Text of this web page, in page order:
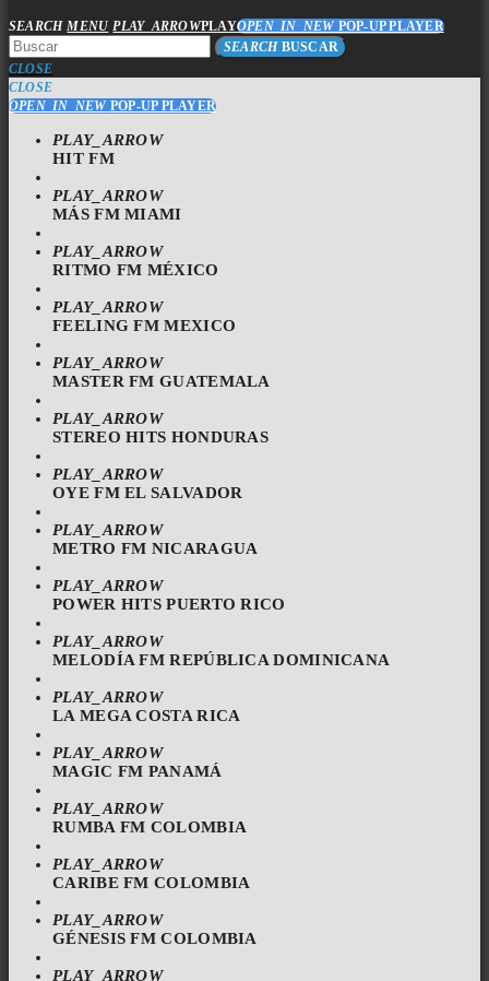
SEARCH MENU PLAY_ARROWPLAYOPEN_IN_NEWPOP-UP PLAYER
SEARCHBUSCAR
CLOSE
CLOSE
OPEN_IN_NEWPOP-UP PLAYER
PLAY_ARROW
HIT FM
PLAY_ARROW
MÁS FM MIAMI
PLAY_ARROW
RITMO FM MÉXICO
PLAY_ARROW
FEELING FM MEXICO
PLAY_ARROW
MASTER FM GUATEMALA
PLAY_ARROW
STEREO HITS HONDURAS
PLAY_ARROW
OYE FM EL SALVADOR
PLAY_ARROW
METRO FM NICARAGUA
PLAY_ARROW
POWER HITS PUERTO RICO
PLAY_ARROW
MELODÍA FM REPÚBLICA DOMINICANA
PLAY_ARROW
LA MEGA COSTA RICA
PLAY_ARROW
MAGIC FM PANAMÁ
PLAY_ARROW
RUMBA FM COLOMBIA
PLAY_ARROW
CARIBE FM COLOMBIA
PLAY_ARROW
GÉNESIS FM COLOMBIA
PLAY_ARROW